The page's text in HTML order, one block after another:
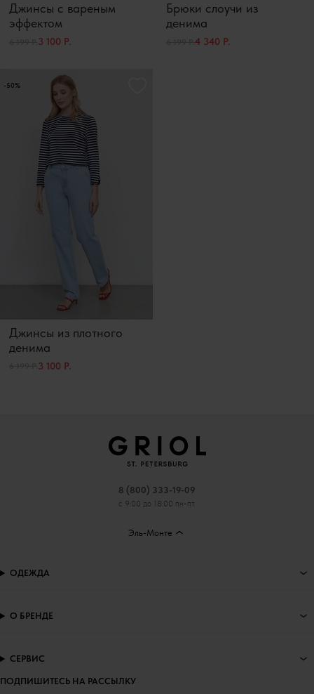
Джинсы с вареным
эффектом
3 100 Р.
Брюки слоучи из
денима
6 199 Р.4 340 Р.
-50%
Джинсы из плотного
денима
3 100 Р.
8 (800) 333-19-09
с 9:00 до 18:00 пн-пт
Эль-Монте
ПОДПИШИТЕСЬ НА РАССЫЛКУ
ОДЕЖДА
О БРЕНДЕ
СЕРВИС